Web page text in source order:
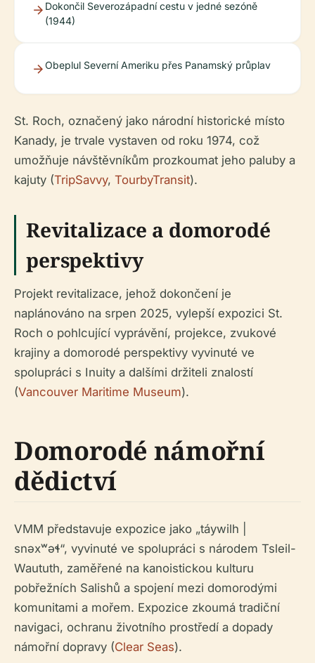
Dokončil Severozápadní cestu v jedné sezóně
(1944)
Obeplul Severní Ameriku přes Panamský průplav
St. Roch, označený jako národní historické místo
Kanady, je trvale vystaven od roku 1974, což
umožňuje návštěvníkům prozkoumat jeho paluby a
kajuty (TripSavvy, TourbyTransit).
Revitalizace a domorodé
perspektivy
Projekt revitalizace, jehož dokončení je
naplánováno na srpen 2025, vylepší expozici St.
Roch o pohlcující vyprávění, projekce, zvukové
krajiny a domorodé perspektivy vyvinuté ve
spolupráci s Inuity a dalšími držiteli znalostí
(Vancouver Maritime Museum).
Domorodé námořní
dědictví
VMM představuje expozice jako „táywilh |
snəxʷəɬ“, vyvinuté ve spolupráci s národem Tsleil-
Waututh, zaměřené na kanoistickou kulturu
pobřežních Salishů a spojení mezi domorodými
komunitami a mořem. Expozice zkoumá tradiční
navigaci, ochranu životního prostředí a dopady
námořní dopravy (Clear Seas).